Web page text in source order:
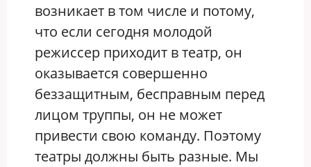
возникает в том числе и потому,
что если сегодня молодой
режиссер приходит в театр, он
оказывается совершенно
беззащитным, бесправным перед
лицом труппы, он не может
привести свою команду. Поэтому
театры должны быть разные. Мы